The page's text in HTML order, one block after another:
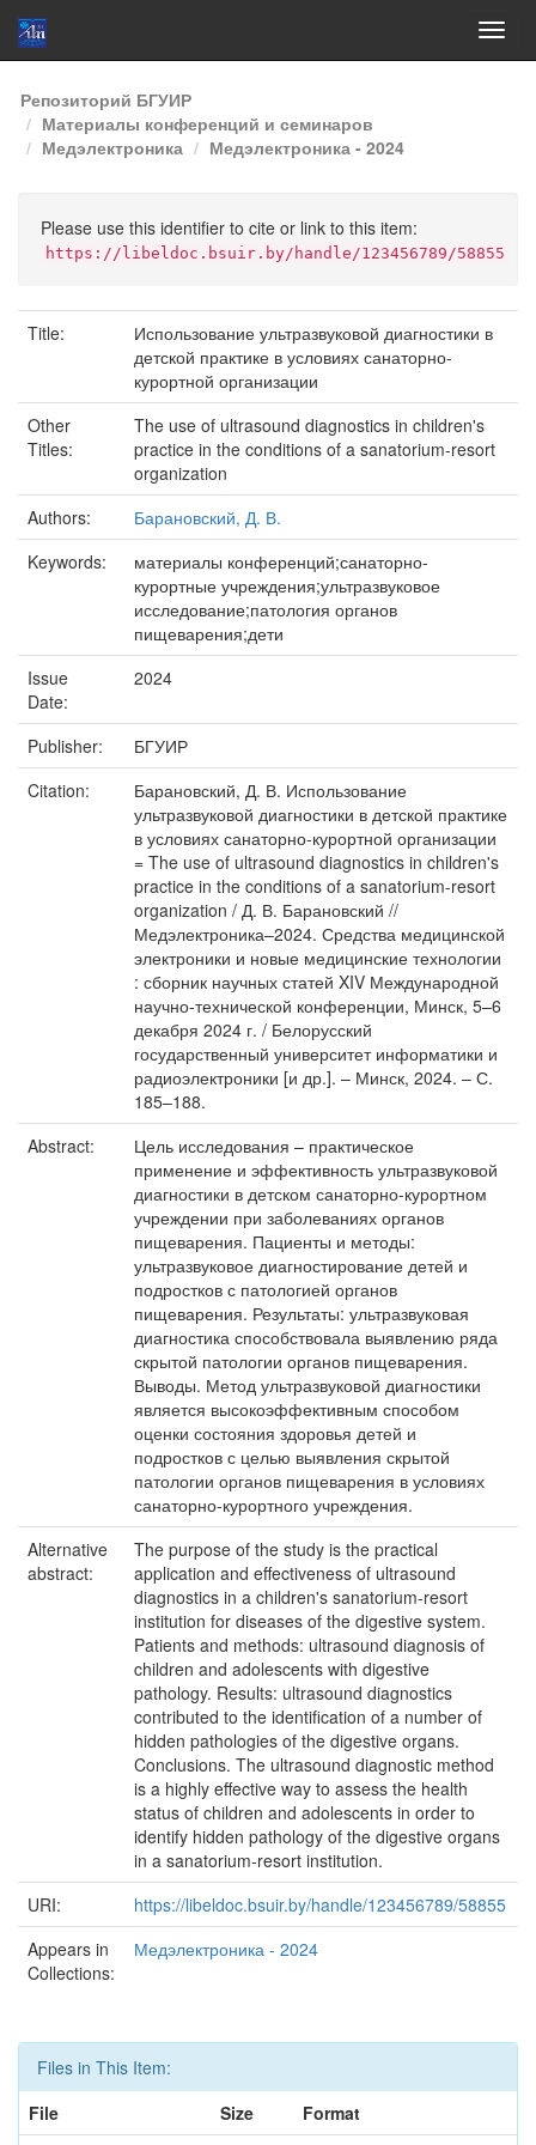
Skip
navigation
Репозиторий БГУИР
Материалы конференций и семинаров
Медэлектроника
Медэлектроника - 2024
Please use this identifier to cite or link to this item:
https://libeldoc.bsuir.by/handle/123456789/58855
Title:
Использование ультразвуковой диагностики в
детской практике в условиях санаторно-
курортной организации
Other
Titles:
The use of ultrasound diagnostics in children's
practice in the conditions of a sanatorium-resort
organization
Authors:
Барановский, Д. В.
Keywords:
материалы конференций;санаторно-
курортные учреждения;ультразвуковое
исследование;патология органов
пищеварения;дети
Issue
Date:
2024
Publisher:
БГУИР
Citation:
Барановский, Д. В. Использование
ультразвуковой диагностики в детской практике
в условиях санаторно-курортной организации
= The use of ultrasound diagnostics in children's
practice in the conditions of a sanatorium-resort
organization / Д. В. Барановский //
Медэлектроника–2024. Средства медицинской
электроники и новые медицинские технологии
: сборник научных статей XIV Международной
научно-технической конференции, Минск, 5–6
декабря 2024 г. / Белорусский
государственный университет информатики и
радиоэлектроники [и др.]. – Минск, 2024. – С.
185–188.
Abstract:
Цель исследования – практическое
применение и эффективность ультразвуковой
диагностики в детском санаторно-курортном
учреждении при заболеваниях органов
пищеварения. Пациенты и методы:
ультразвуковое диагностирование детей и
подростков с патологией органов
пищеварения. Результаты: ультразвуковая
диагностика способствовала выявлению ряда
скрытой патологии органов пищеварения.
Выводы. Метод ультразвуковой диагностики
является высокоэффективным способом
оценки состояния здоровья детей и
подростков с целью выявления скрытой
патологии органов пищеварения в условиях
санаторно-курортного учреждения.
Alternative
abstract:
The purpose of the study is the practical
application and effectiveness of ultrasound
diagnostics in a children's sanatorium-resort
institution for diseases of the digestive system.
Patients and methods: ultrasound diagnosis of
children and adolescents with digestive
pathology. Results: ultrasound diagnostics
contributed to the identification of a number of
hidden pathologies of the digestive organs.
Conclusions. The ultrasound diagnostic method
is a highly effective way to assess the health
status of children and adolescents in order to
identify hidden pathology of the digestive organs
in a sanatorium-resort institution.
URI:
https://libeldoc.bsuir.by/handle/123456789/58855
Appears in
Collections:
Медэлектроника - 2024
Files in This Item:
File
Size Format